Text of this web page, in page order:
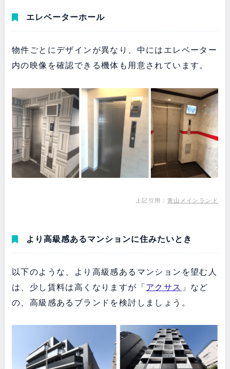
エレベーターホール
物件ごとにデザインが異なり、中にはエレベーター
内の映像を確認できる機体も用意されています。
上記引用： 青山メインランド
より高級感あるマンションに住みたいとき
以下のような、より高級感あるマンションを望む人
は、少し賃料は高くなりますが「 アクサス 」など
の、高級感あるブランドを検討しましょう。